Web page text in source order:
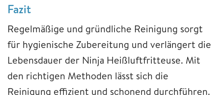
Fazit
Regelmäßige und gründliche Reinigung sorgt
für hygienische Zubereitung und verlängert die
Lebensdauer der Ninja Heißluftfritteuse. Mit
den richtigen Methoden lässt sich die
Reinigung effizient und schonend durchführen.